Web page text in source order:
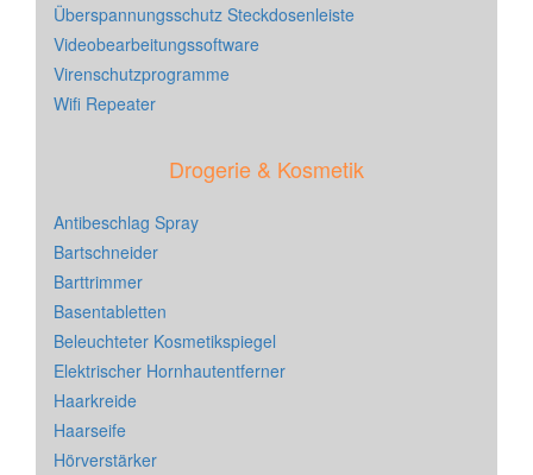
Überspannungsschutz Steckdosenleiste
Videobearbeitungssoftware
Virenschutzprogramme
Wifi Repeater
Drogerie & Kosmetik
Antibeschlag Spray
Bartschneider
Barttrimmer
Basentabletten
Beleuchteter Kosmetikspiegel
Elektrischer Hornhautentferner
Haarkreide
Haarseife
Hörverstärker